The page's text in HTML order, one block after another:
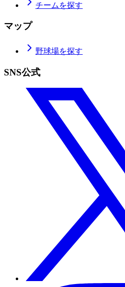
チームを探す
マップ
野球場を探す
SNS公式